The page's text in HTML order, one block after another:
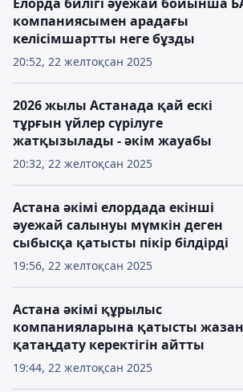
20:52, 22 желтоқсан 2025
компаниясымен арадағы
келісімшартты неге бұзды
20:32, 22 желтоқсан 2025
2026 жылы Астанада қай ескі
тұрғын үйлер сүрілуге
жатқызылады - әкім жауабы
19:56, 22 желтоқсан 2025
Астана әкімі елордада екінші
әуежай салынуы мүмкін деген
сыбысқа қатысты пікір білдірді
19:44, 22 желтоқсан 2025
Астана әкімі құрылыс
компанияларына қатысты
қатаңдату керектігін айтты